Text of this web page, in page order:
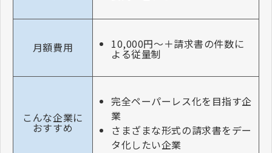
月額費用 10,000円〜＋請求書の件数に
よる従量制
こんな企業に
おすすめ
完全ペーパーレス化を目指す企
業​​​
さまざまな形式の請求書をデー
タ化したい企業